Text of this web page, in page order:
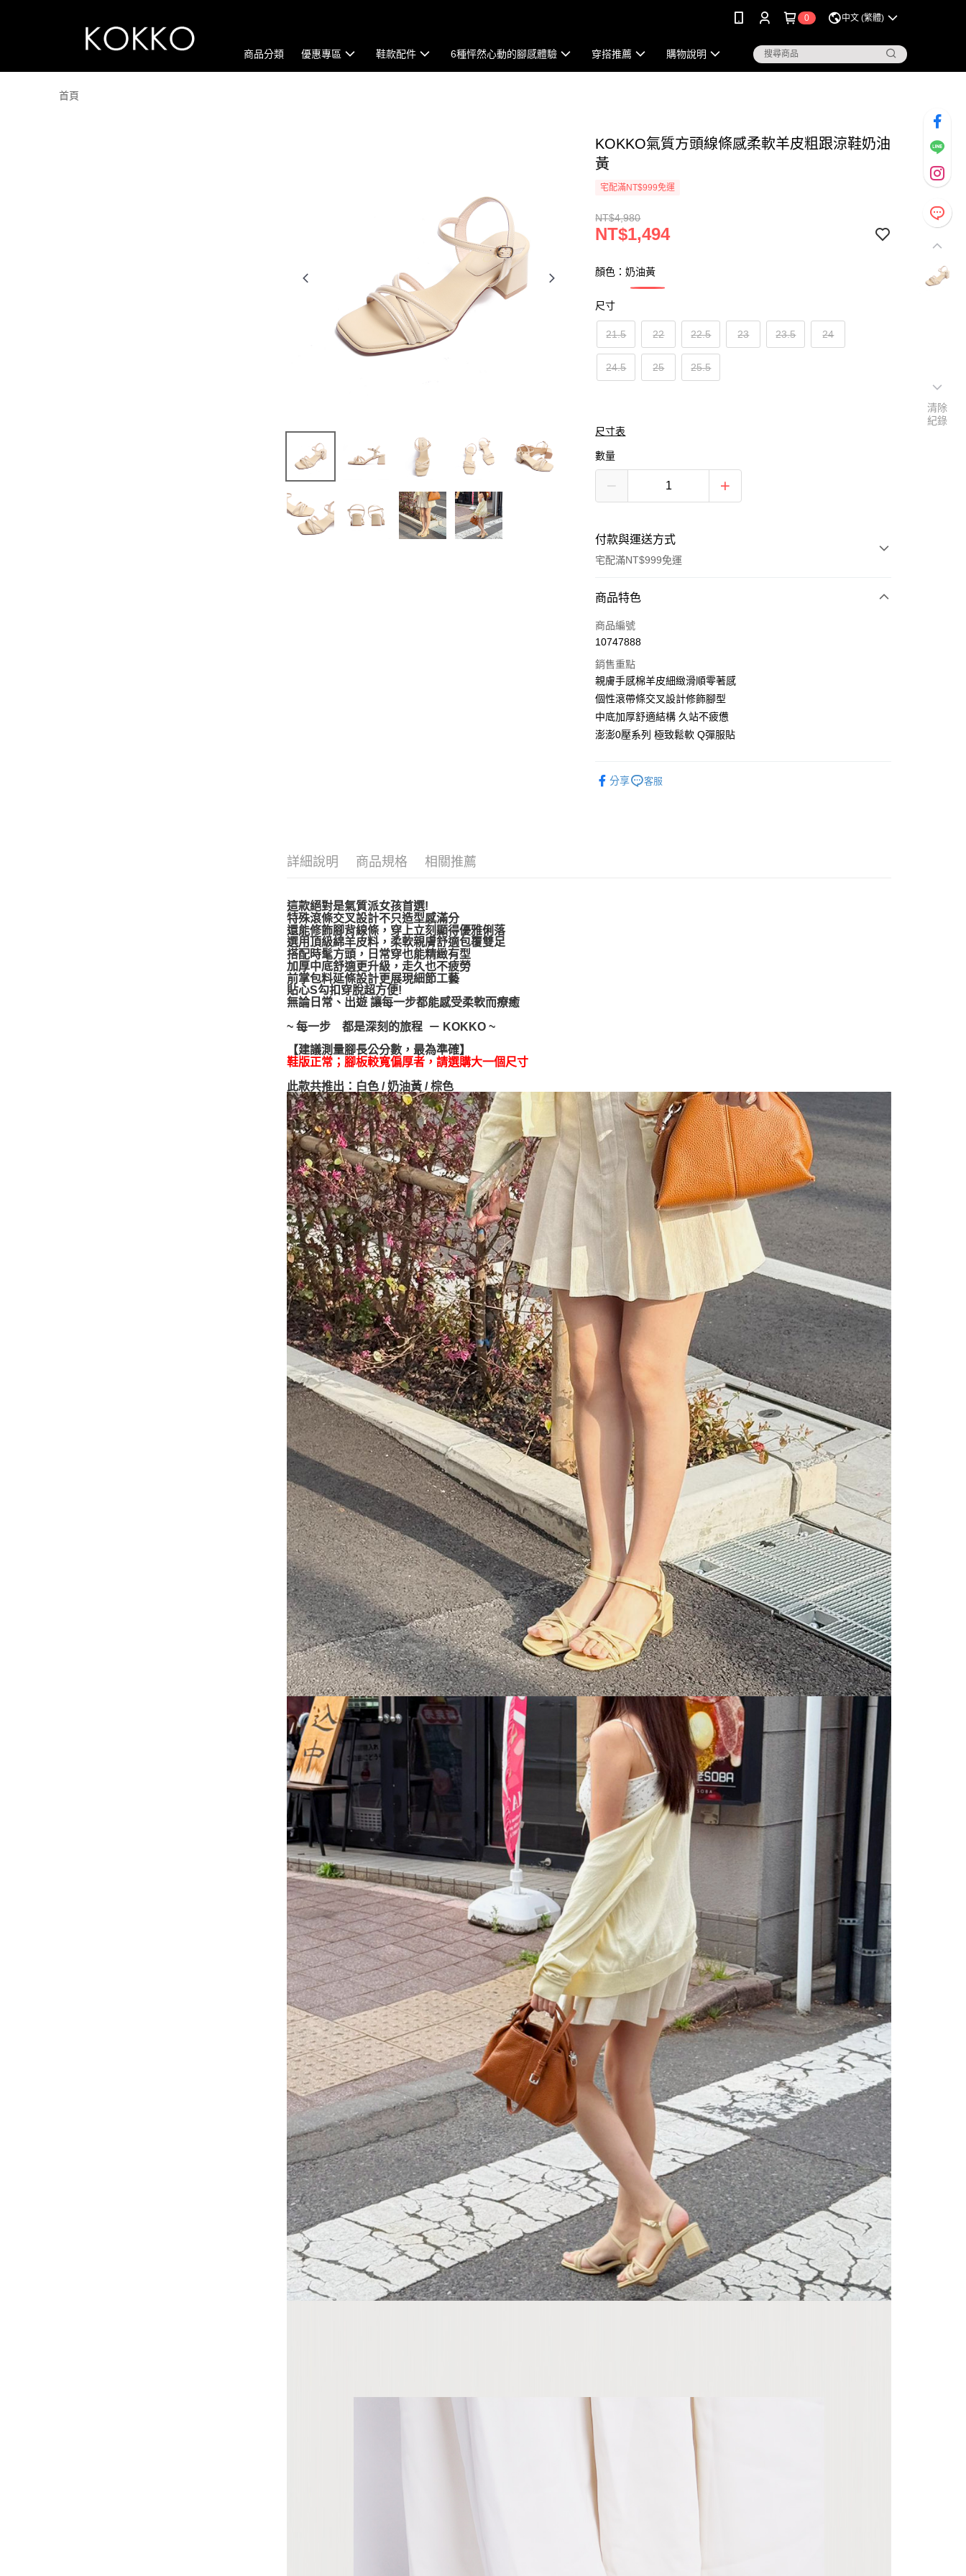
0 中文 (繁體)
商品分類 優惠專區 鞋款配件 6種怦然心動的腳感體驗 穿搭推薦 購物說明
首頁
KOKKO氣質方頭線條感柔軟羊皮粗跟涼鞋奶油
黃
宅配滿NT$999免運
NT$4,980
NT$1,494
顏色：奶油黃
尺寸
21.5 22 22.5 23 23.5 24
24.5 25 25.5
尺寸表
數量
付款與運送方式
宅配滿NT$999免運
付款方式
信用卡一次付款
Apple Pay
街口支付
悠遊付
相關說明
【關於「AFTEE先享後付」】
２．關於個人資料處理事宜，請瀏覽以下網址：
https://aftee.tw/terms/#terms3
３．未成年的使用者請事先徵得法定代理人或監護人之同意方可使用
「AFTEE先享後付」，若未經同意申辦者引起之損失，本公司不負相關責
任。
４．使用「AFTEE先享後付」時，將依據個別帳號之用戶狀況，依本公司
即時審查核予不同之上限額度；若仍有額度不足之情形，本公司將視審查
結果請求用戶進行身份認證。
５．嚴禁一人註冊多個帳號或使用他人資訊註冊。若發現惡意使用之情
形，恩沛科技股份有限公司將有權停止該用戶之使用額度並採取法律行
商品特色
商品編號
10747888
銷售重點
親膚手感棉羊皮細緻滑順零著感
個性滾帶條交叉設計修飾腳型
中底加厚舒適結構 久站不疲憊
澎澎0壓系列 極致鬆軟 Q彈服貼
分享 客服
詳細說明 商品規格 相關推薦
這款絕對是氣質派女孩首選!
特殊滾條交叉設計不只造型感滿分
還能修飾腳背線條，穿上立刻顯得優雅俐落
選用頂級綿羊皮料，柔軟親膚舒適包覆雙足
搭配時髦方頭，日常穿也能精緻有型
加厚中底舒適更升級，走久也不疲勞
前掌包料延條設計更展現細節工藝
貼心S勾扣穿脫超方便!
無論日常、出遊 讓每一步都能感受柔軟而療癒
~ 每一步 都是深刻的旅程 － KOKKO ~
【建議測量腳長公分數，最為準確】
鞋版正常；腳板較寬偏厚者，請選購大一個尺寸
此款共推出：白色 / 奶油黃 / 棕色
清除
紀錄